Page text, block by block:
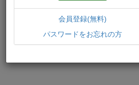
会員登録(無料)
パスワードをお忘れの方